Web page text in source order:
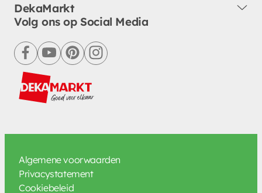
DekaMarkt
Volg ons op Social Media
facebookyoutubepinterestinstagram
Algemene voorwaarden
Privacystatement
Cookiebeleid